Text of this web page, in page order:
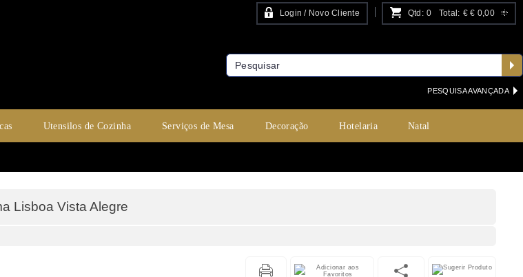
Login / Novo Cliente Qtd: 0 Total: €€ 0,00
PESQUISA AVANÇADA
Utensilos de Cozinha Serviços de Mesa Decoração Hotelaria Natal
Lisboa Vista Alegre